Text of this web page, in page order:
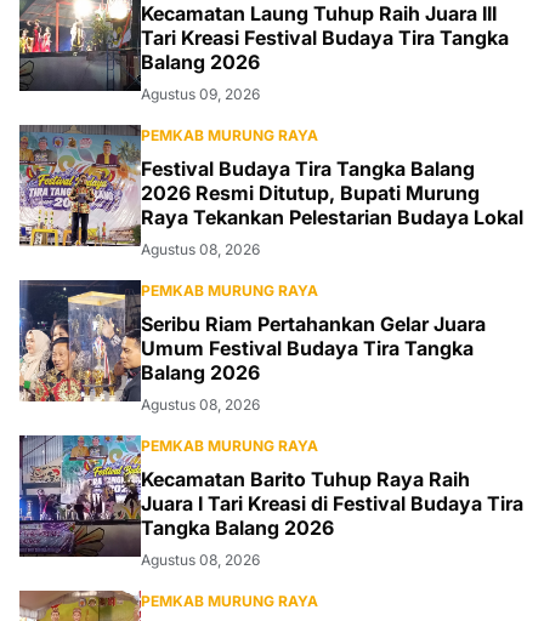
Kecamatan Laung Tuhup Raih Juara III
Tari Kreasi Festival Budaya Tira Tangka
Balang 2026
Agustus 09, 2026
PEMKAB MURUNG RAYA
Festival Budaya Tira Tangka Balang
2026 Resmi Ditutup, Bupati Murung
Raya Tekankan Pelestarian Budaya Lokal
Agustus 08, 2026
PEMKAB MURUNG RAYA
Seribu Riam Pertahankan Gelar Juara
Umum Festival Budaya Tira Tangka
Balang 2026
Agustus 08, 2026
PEMKAB MURUNG RAYA
Kecamatan Barito Tuhup Raya Raih
Juara I Tari Kreasi di Festival Budaya Tira
Tangka Balang 2026
Agustus 08, 2026
PEMKAB MURUNG RAYA